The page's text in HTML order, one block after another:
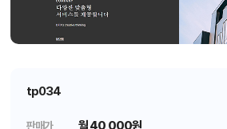
tp034
판매가 월40,000원